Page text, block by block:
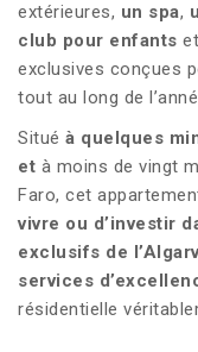
extérieures, un spa,
club pour enfants
exclusives conçues
tout au long de
Situé à quelques
et à moins de vingt
Faro, cet
vivre ou d’investir
exclusifs de
services
résidentielle